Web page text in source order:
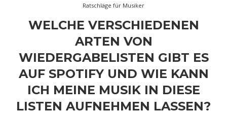
Ratschläge für Musiker
WELCHE VERSCHIEDENEN
ARTEN VON
WIEDERGABELISTEN GIBT ES
AUF SPOTIFY UND WIE KANN
ICH MEINE MUSIK IN DIESE
LISTEN AUFNEHMEN LASSEN?